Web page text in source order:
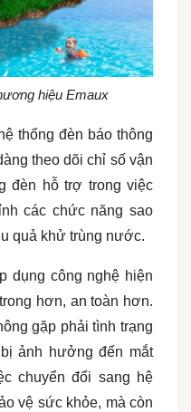
hiệu Emaux
thống đèn báo thông
theo dõi chỉ số vận
đèn hỗ trợ trong việc
các chức năng sao
quả khử trùng nước.
dụng công nghệ hiện
hơn, an toàn hơn.
gặp phải tình trạng
ảnh hưởng đến mắt
chuyển đổi sang hệ
vệ sức khỏe, mà còn